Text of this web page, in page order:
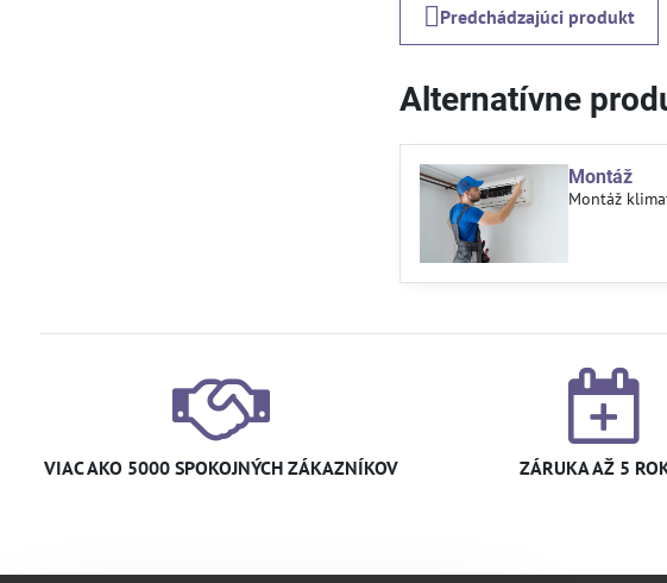
Predchádzajúci produkt
Alternatívne
Montáž
Montáž
VIAC AKO 5000 SPOKOJNÝCH ZÁKAZNÍKOV ZÁRUKA AŽ 5